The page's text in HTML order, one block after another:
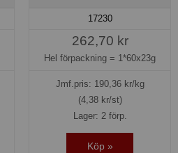
17230
262,70 kr
Hel förpackning = 1*60x23g
Jmf.pris: 190,36kr/kg
(4,38 kr/st)
Lager: 2 förp.
Köp »